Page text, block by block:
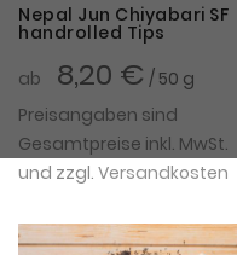
Nepal Jun Chiyabari SF
handrolled Tips
ab
8,20 € / 50 g
Preisangaben sind
Gesamtpreise inkl. MwSt.
und zzgl. Versandkosten